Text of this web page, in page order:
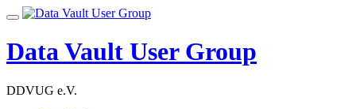
Skip
content
Toggle
Data Vault User Group
DDVUG e.V.